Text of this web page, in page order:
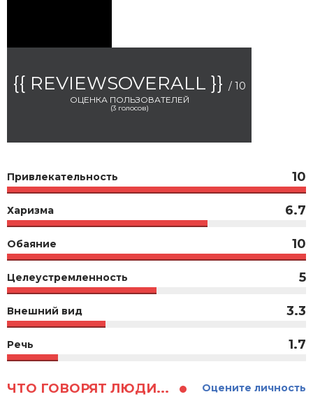
{{ REVIEWSOVERALL }} / 10
ОЦЕНКА ПОЛЬЗОВАТЕЛЕЙ
(3голосов)
Привлекательность 10
Харизма 6.7
Обаяние 10
Целеустремленность 5
Внешний вид 3.3
Речь 1.7
ЧТО ГОВОРЯТ ЛЮДИ... Оцените личность